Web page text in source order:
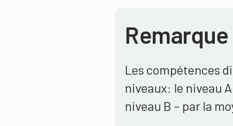
Remarque
Les compétences
niveaux: le niveau
niveau B – par la